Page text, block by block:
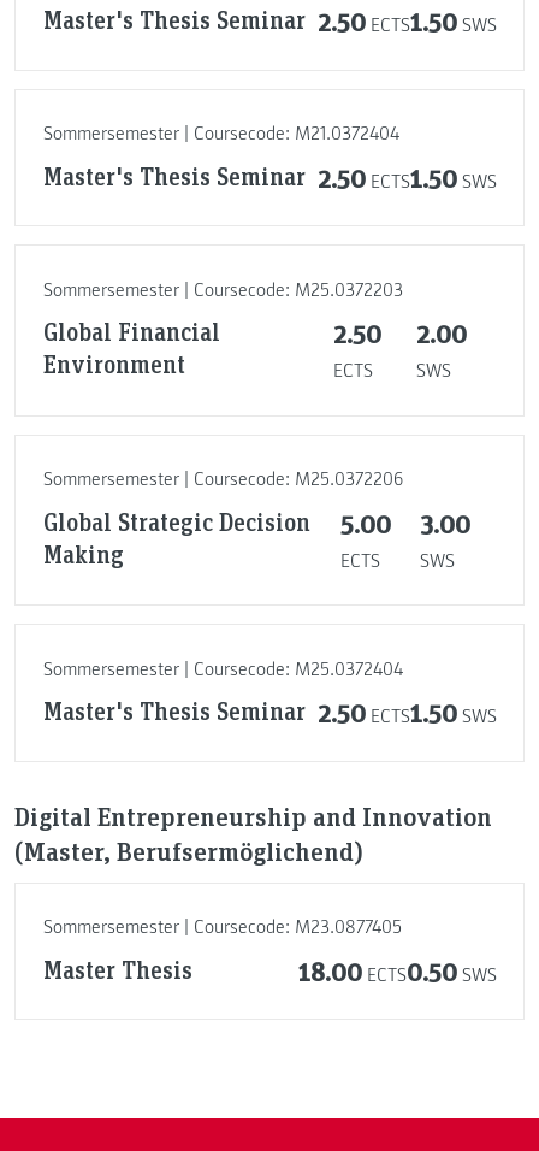
Master's Thesis Seminar 2.50 ECTS1.50 SWS
Sommersemester | Coursecode: M21.0372404
Master's Thesis Seminar 2.50 ECTS1.50 SWS
Sommersemester | Coursecode: M25.0372203
Global Financial
Environment
2.50
ECTS
2.00
SWS
Sommersemester | Coursecode: M25.0372206
Global Strategic Decision
Making
5.00
ECTS
3.00
SWS
Sommersemester | Coursecode: M25.0372404
Master's Thesis Seminar 2.50 ECTS1.50 SWS
Digital Entrepreneurship and Innovation
(Master, Berufsermöglichend)
Sommersemester | Coursecode: M23.0877405
Master Thesis 18.00 ECTS0.50 SWS